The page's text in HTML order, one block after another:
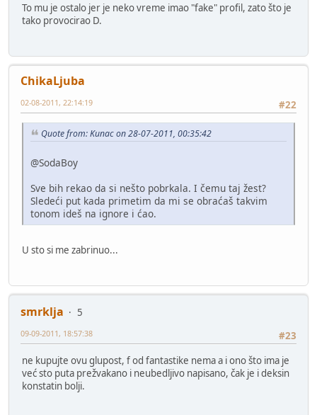
To mu je ostalo jer je neko vreme imao "fake" profil, zato što je
tako provocirao D.
ChikaLjuba
#22
02-08-2011, 22:14:19
Quote from: Kunac on 28-07-2011, 00:35:42
@SodaBoy
Sve bih rekao da si nešto pobrkala. I čemu taj žest?
Sledeći put kada primetim da mi se obraćaš takvim
tonom ideš na ignore i ćao.
U sto si me zabrinuo...
smrklja
5
#23
09-09-2011, 18:57:38
ne kupujte ovu glupost, f od fantastike nema a i ono što ima je
već sto puta prežvakano i neubedljivo napisano, čak je i deksin
konstatin bolji.